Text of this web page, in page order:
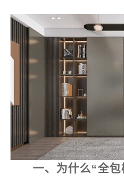
一、为什么“全包